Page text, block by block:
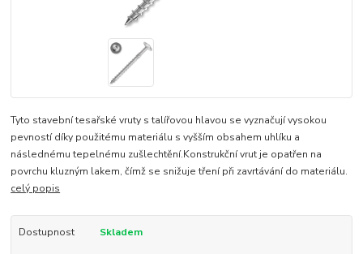
Tyto stavební tesařské vruty s talířovou hlavou se vyznačují vysokou
pevností díky použitému materiálu s vyšším obsahem uhlíku a
následnému tepelnému zušlechtění.Konstrukční vrut je opatřen na
povrchu kluzným lakem, čímž se snižuje tření při zavrtávání do materiálu.
celý popis
Dostupnost Skladem